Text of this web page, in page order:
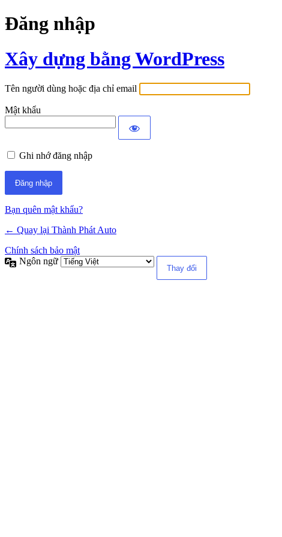
Đăng nhập
Xây dựng bằng WordPress
Tên người dùng hoặc địa chỉ email
Mật khẩu
Ghi nhớ đăng nhập
Bạn quên mật khẩu?
← Quay lại Thành Phát Auto
Chính sách bảo mật
Ngôn ngữ